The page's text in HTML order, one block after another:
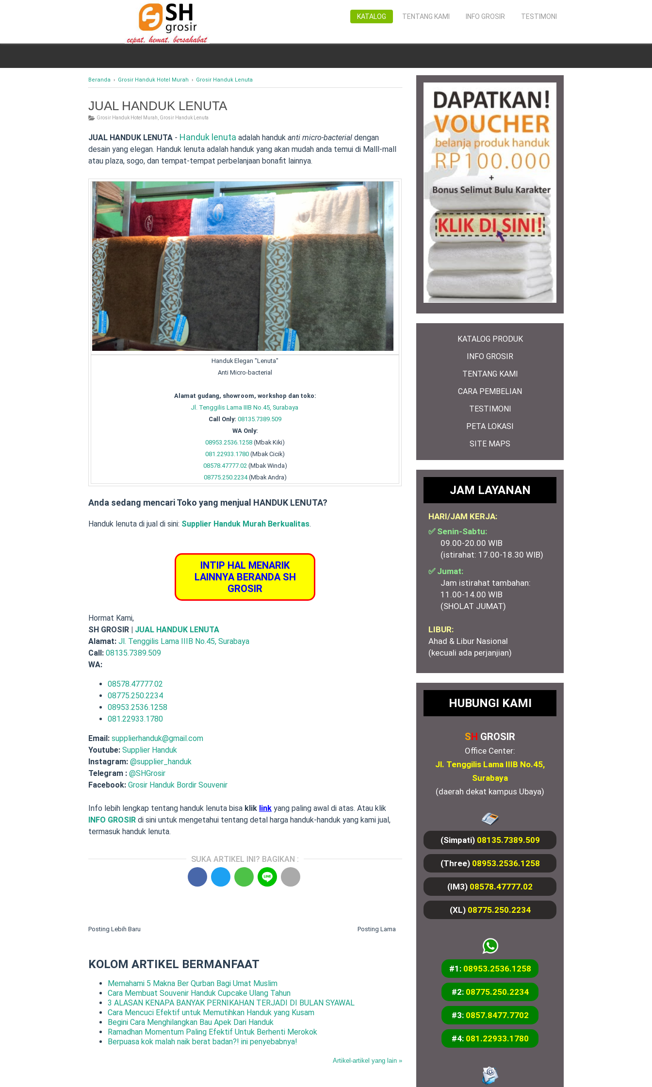
TESTIMONI
INFO GROSIR
TENTANG KAMI
KATALOG
Beranda › Grosir Handuk Hotel Murah › Grosir Handuk Lenuta
JUAL HANDUK LENUTA
Grosir Handuk Hotel Murah Grosir Handuk Lenuta
JUAL HANDUK LENUTA - Handuk lenuta adalah handuk anti micro-bacterial dengan
desain yang elegan. Handuk lenuta adalah handuk yang akan mudah anda temui di Malll-mall
atau plaza, sogo, dan tempat-tempat perbelanjaan bonafit lainnya.
Handuk Elegan "Lenuta"
Anti Micro-bacterial
Alamat gudang, showroom, workshop dan toko:
Jl. Tenggilis Lama IIIB No.45, Surabaya
Call Only: 08135.7389.509
WA Only:
08953.2536.1258 (Mbak Kiki)
081.22933.1780 (Mbak Cicik)
08578.47777.02(Mbak Winda)
08775.250.2234(Mbak Andra)
Anda sedang mencari Toko yang menjual HANDUK LENUTA?
Handuk lenuta di jual di sini: Supplier Handuk Murah Berkualitas.
INTIP HAL MENARIK
LAINNYA BERANDA SH
GROSIR
Hormat Kami,
SH GROSIR | JUAL HANDUK LENUTA
Alamat: Jl. Tenggilis Lama IIIB No.45, Surabaya
Call: 08135.7389.509
WA:
08578.47777.02
08775.250.2234
08953.2536.1258
081.22933.1780
Email: supplierhanduk@gmail.com
Youtube: Supplier Handuk
Instagram: @supplier_handuk
Telegram : @SHGrosir
Facebook: Grosir Handuk Bordir Souvenir
Info lebih lengkap tentang handuk lenuta bisa klik link yang paling awal di atas. Atau klik
INFO GROSIR di sini untuk mengetahui tentang detal harga handuk-handuk yang kami jual,
termasuk handuk lenuta.
SUKA ARTIKEL INI? BAGIKAN :
Posting Lebih Baru Posting Lama
KOLOM ARTIKEL BERMANFAAT
Memahami 5 Makna Ber Qurban Bagi Umat Muslim
Cara Membuat Souvenir Handuk Cupcake Ulang Tahun
3 ALASAN KENAPA BANYAK PERNIKAHAN TERJADI DI BULAN SYAWAL
Cara Mencuci Efektif untuk Memutihkan Handuk yang Kusam
Begini Cara Menghilangkan Bau Apek Dari Handuk
Ramadhan Momentum Paling Efektif Untuk Berhenti Merokok
Berpuasa kok malah naik berat badan?! ini penyebabnya!
Artikel-artikel yang lain »
KATALOG PRODUK
INFO GROSIR
TENTANG KAMI
CARA PEMBELIAN
TESTIMONI
PETA LOKASI
SITE MAPS
JAM LAYANAN
HARI/JAM KERJA:
✅ Senin-Sabtu:
09.00-20.00 WIB
(istirahat: 17.00-18.30 WIB)
✅ Jumat:
Jam istirahat tambahan:
11.00-14.00 WIB
(SHOLAT JUMAT)
LIBUR:
Ahad & Libur Nasional
(kecuali ada perjanjian)
HUBUNGI KAMI
SH GROSIR
Office Center:
Jl. Tenggilis Lama IIIB No.45,
Surabaya
(daerah dekat kampus Ubaya)
(Simpati) 08135.7389.509
(Three) 08953.2536.1258
(IM3) 08578.47777.02
(XL) 08775.250.2234
#1: 08953.2536.1258
#2: 08775.250.2234
#3: 0857.8477.7702
#4: 081.22933.1780